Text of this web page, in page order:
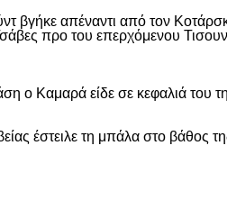
βγήκε απέναντι από τον
προ του επερχόμενου
ο Καμαρά είδε σε κεφαλιά του
έστειλε τη μπάλα στο βάθος